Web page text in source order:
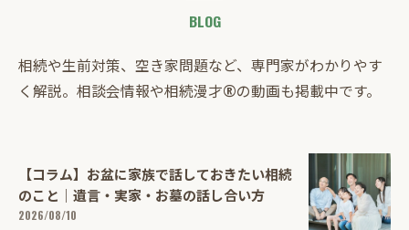
BLOG
相続や生前対策、空き家問題など、専門家がわかりやす
く解説。相談会情報や相続漫才®の動画も掲載中です。
【コラム】お盆に家族で話しておきたい相続
のこと｜遺言・実家・お墓の話し合い方
2026/08/10